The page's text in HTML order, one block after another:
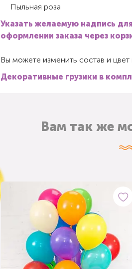
Пыльная роза
Указать желаемую надпись
оформлении заказа через
Вы можете изменить состав и
Декоративные грузики в
Вам так же